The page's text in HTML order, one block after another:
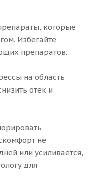
которые
Избегайте
препаратов.
на область
отек и
не
или усиливается,
для